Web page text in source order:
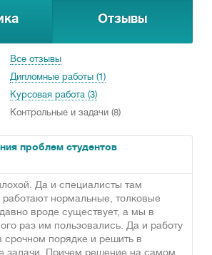
Отзывы
Все отзывы
Дипломные работы (1)
Курсовая работа (3)
Контрольные и задачи (8)
проблем студентов
Да и специалисты там
работают нормальные, толковые
вроде существует, а мы в
раз им пользовались. Да и работу
срочном порядке и решить в